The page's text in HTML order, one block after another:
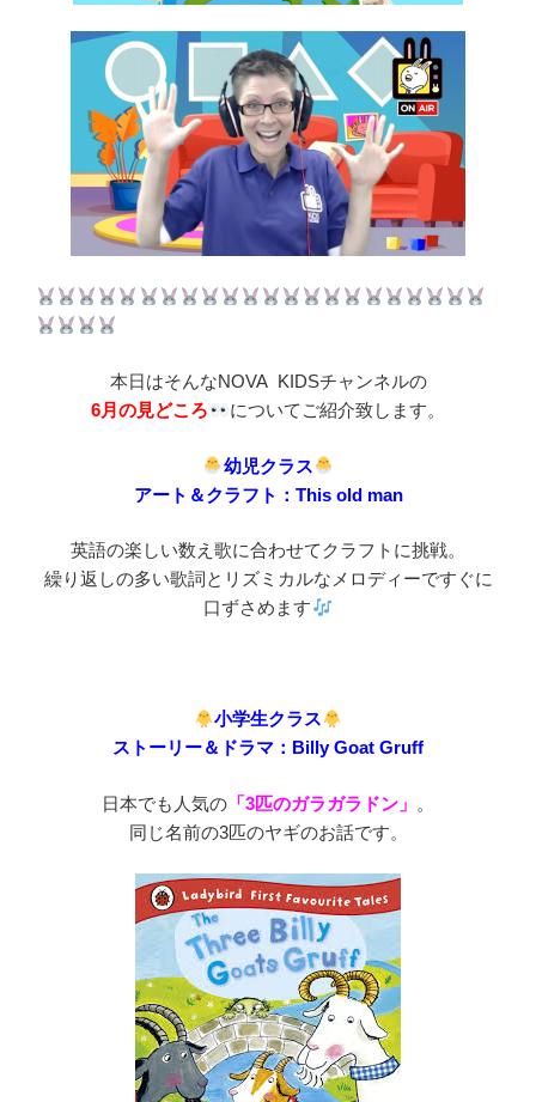
本日はそんなNOVA KIDSチャンネルの
6月の見どころ
についてご紹介致します。
幼児クラス
アート＆クラフト： This old man
英語の楽しい数え歌に合わせてクラフトに挑戦。
繰り返しの多い歌詞とリズミカルなメロディーですぐに
口ずさめます
小学生クラス
ストーリー＆ドラマ： Billy Goat Gruff
日本でも人気の 「3匹のガラガラドン」 。
同じ名前の3匹のヤギのお話です。